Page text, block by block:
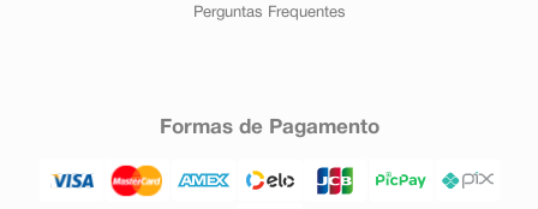
Perguntas Frequentes
Formas de Pagamento